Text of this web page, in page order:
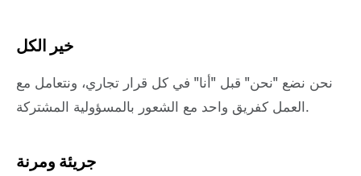
خير الكل
نحن نضع "نحن" قبل "أنا" في كل قرار تجاري، ونتعامل مع
العمل كفريق واحد مع الشعور بالمسؤولية المشتركة.
جريئة ومرنة